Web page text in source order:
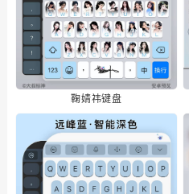
鞠婧祎键盘